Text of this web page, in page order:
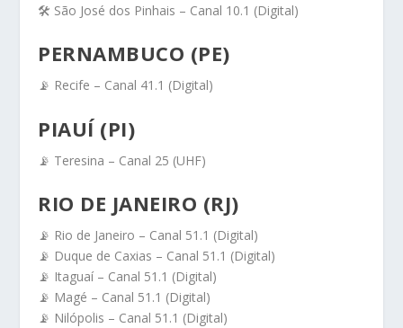
🛠️ São José dos Pinhais – Canal 10.1 (Digital)
PERNAMBUCO (PE)
📡 Recife – Canal 41.1 (Digital)
PIAUÍ (PI)
📡 Teresina – Canal 25 (UHF)
RIO DE JANEIRO (RJ)
📡 Rio de Janeiro – Canal 51.1 (Digital)
📡 Duque de Caxias – Canal 51.1 (Digital)
📡 Itaguaí – Canal 51.1 (Digital)
📡 Magé – Canal 51.1 (Digital)
📡 Nilópolis – Canal 51.1 (Digital)